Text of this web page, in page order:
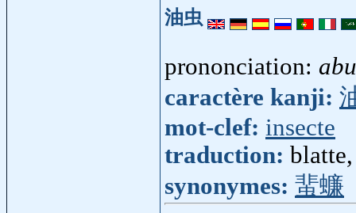
油虫
prononciation:
caractère kanji:
mot-clef: insecte
traduction:
synonymes: 蜚蠊